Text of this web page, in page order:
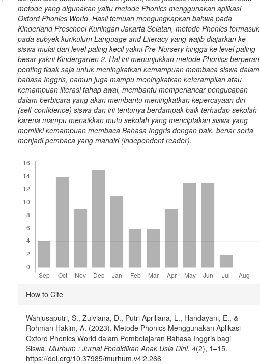
metode yang digunakan yaitu metode Phonics menggunakan aplikasi
Oxford Phonics World. Hasil temuan mengungkapkan bahwa pada
Kinderland Preschool Kuningan Jakarta Selatan, metode Phonics termasuk
pada subyek kurikulum Language and Literacy yang wajib diajarkan ke
siswa mulai dari level paling kecil yakni Pre-Nursery hingga ke level paling
besar yakni Kindergarten 2. Hal ini menunjukkan metode Phonics berperan
penting tidak saja untuk meningkatkan kemampuan membaca siswa dalam
bahasa Inggris, namun juga mampu meningkatkan keterampilan atau
kemampuan literasi tahap awal, membantu memperlancar pengucapan
dalam berbicara yang akan membantu meningkatkan kepercayaan diri
(self-confidence) siswa dan ini tentunya berdampak baik terhadap sekolah
karena mampu menaikkan mutu sekolah yang menciptakan siswa yang
memiliki kemampuan membaca Bahasa Inggris dengan baik, benar serta
menjadi pembaca yang mandiri (independent reader).
Article
Details
How to Cite
Wahjusaputri, S., Zulviana, D., Putri Apriliana, L., Handayani, E., &
Rohman Hakim, A. (2023). Metode Phonics Menggunakan Aplikasi
Oxford Phonics World dalam Pembelajaran Bahasa Inggris bagi
Siswa.Murhum : Jurnal Pendidikan Anak Usia Dini,4(2), 1–15.
https://doi.org/10.37985/murhum.v4i2.266